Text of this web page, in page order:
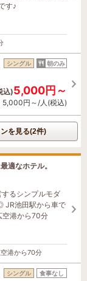
す♪
シングル 朝のみ
込)5,000円～
5,000円～/人(税込)
を見る(2件)
適なホテル。
るシンプルモダ
JR池田駅から車で
空港から70分
港から70分
シングル 食事なし